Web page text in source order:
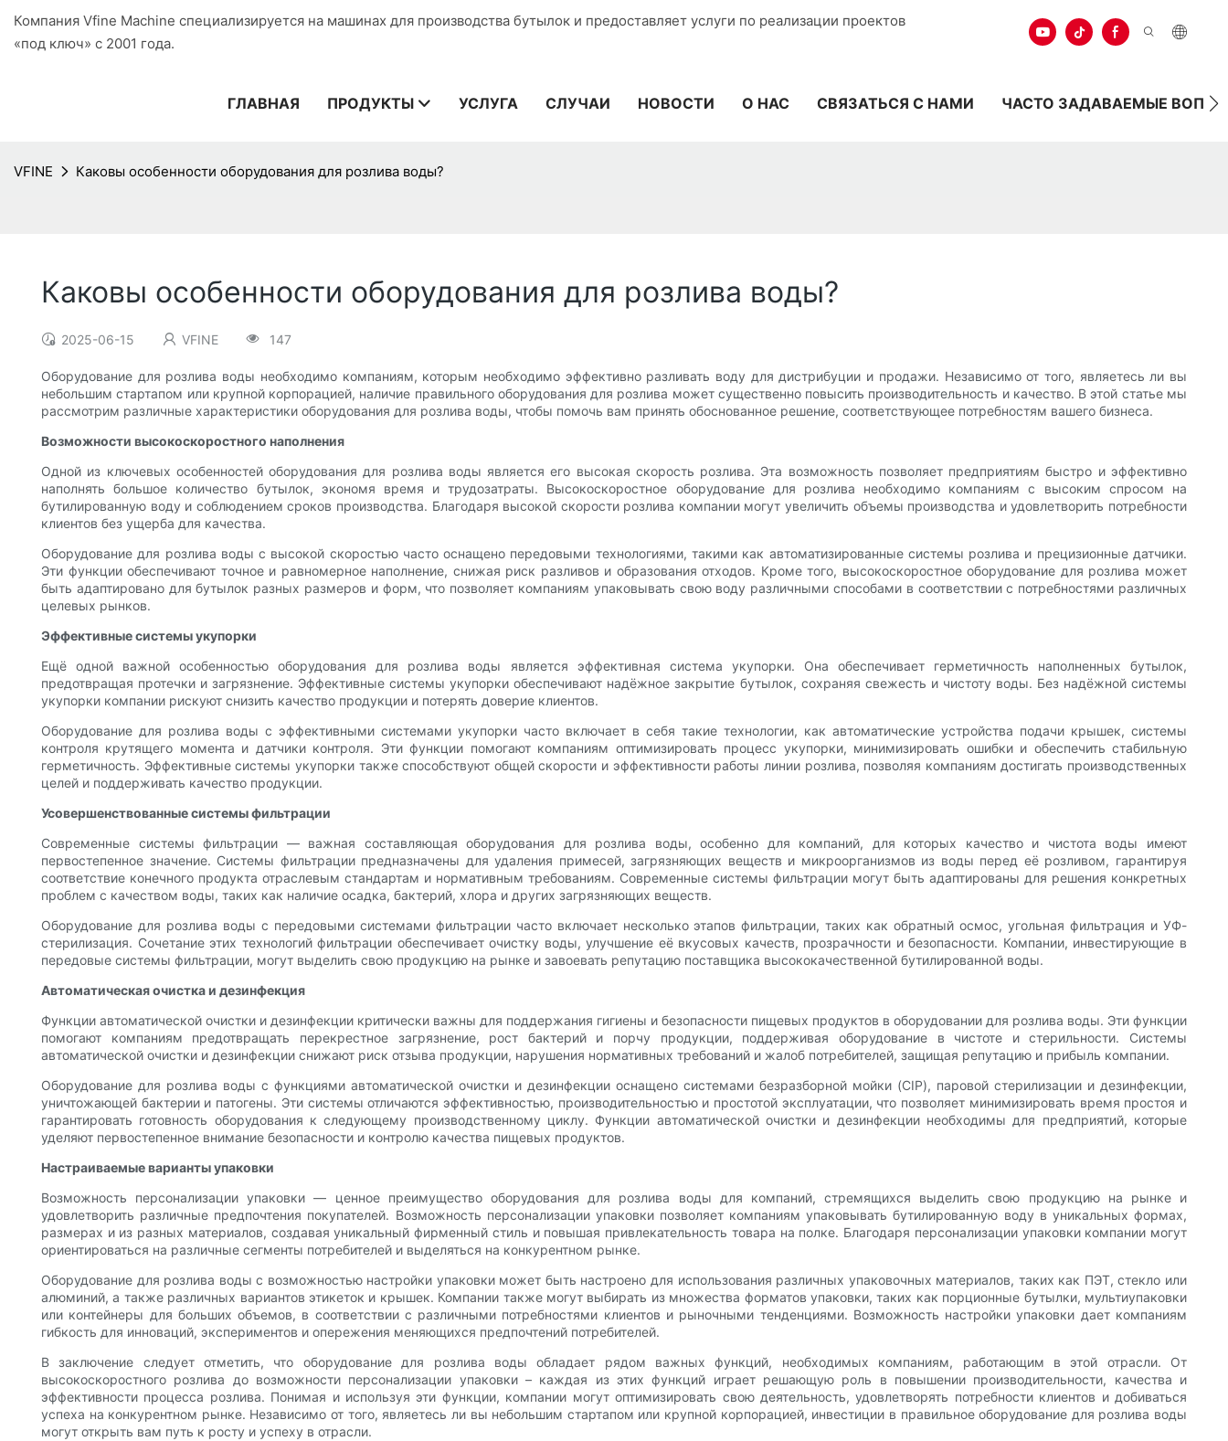
Компания Vfine Machine специализируется на машинах для производства бутылок и предоставляет услуги по реализации проектов
«под ключ» с 2001 года.
ГЛАВНАЯ ПРОДУКТЫ УСЛУГА СЛУЧАИ НОВОСТИ О НАС СВЯЗАТЬСЯ С НАМИ ЧАСТО ЗАДАВАЕМЫЕ
VFINE Каковы особенности оборудования для розлива воды?
Каковы особенности оборудования для розлива воды?
2025-06-15 VFINE 147
Оборудование для розлива воды необходимо компаниям, которым необходимо эффективно разливать воду для дистрибуции и продажи. Независимо от того, являетесь ли вы
небольшим стартапом или крупной корпорацией, наличие правильного оборудования для розлива может существенно повысить производительность и качество. В этой статье мы
рассмотрим различные характеристики оборудования для розлива воды, чтобы помочь вам принять обоснованное решение, соответствующее потребностям вашего бизнеса.
Возможности высокоскоростного наполнения
Одной из ключевых особенностей оборудования для розлива воды является его высокая скорость розлива. Эта возможность позволяет предприятиям быстро и эффективно
наполнять большое количество бутылок, экономя время и трудозатраты. Высокоскоростное оборудование для розлива необходимо компаниям с высоким спросом на
бутилированную воду и соблюдением сроков производства. Благодаря высокой скорости розлива компании могут увеличить объемы производства и удовлетворить потребности
клиентов без ущерба для качества.
Оборудование для розлива воды с высокой скоростью часто оснащено передовыми технологиями, такими как автоматизированные системы розлива и прецизионные датчики.
Эти функции обеспечивают точное и равномерное наполнение, снижая риск разливов и образования отходов. Кроме того, высокоскоростное оборудование для розлива может
быть адаптировано для бутылок разных размеров и форм, что позволяет компаниям упаковывать свою воду различными способами в соответствии с потребностями различных
целевых рынков.
Эффективные системы укупорки
Ещё одной важной особенностью оборудования для розлива воды является эффективная система укупорки. Она обеспечивает герметичность наполненных бутылок,
предотвращая протечки и загрязнение. Эффективные системы укупорки обеспечивают надёжное закрытие бутылок, сохраняя свежесть и чистоту воды. Без надёжной системы
укупорки компании рискуют снизить качество продукции и потерять доверие клиентов.
Оборудование для розлива воды с эффективными системами укупорки часто включает в себя такие технологии, как автоматические устройства подачи крышек, системы
контроля крутящего момента и датчики контроля. Эти функции помогают компаниям оптимизировать процесс укупорки, минимизировать ошибки и обеспечить стабильную
герметичность. Эффективные системы укупорки также способствуют общей скорости и эффективности работы линии розлива, позволяя компаниям достигать производственных
целей и поддерживать качество продукции.
Усовершенствованные системы фильтрации
Современные системы фильтрации — важная составляющая оборудования для розлива воды, особенно для компаний, для которых качество и чистота воды имеют
первостепенное значение. Системы фильтрации предназначены для удаления примесей, загрязняющих веществ и микроорганизмов из воды перед её розливом, гарантируя
соответствие конечного продукта отраслевым стандартам и нормативным требованиям. Современные системы фильтрации могут быть адаптированы для решения конкретных
проблем с качеством воды, таких как наличие осадка, бактерий, хлора и других загрязняющих веществ.
Оборудование для розлива воды с передовыми системами фильтрации часто включает несколько этапов фильтрации, таких как обратный осмос, угольная фильтрация и УФ-
стерилизация. Сочетание этих технологий фильтрации обеспечивает очистку воды, улучшение её вкусовых качеств, прозрачности и безопасности. Компании, инвестирующие в
передовые системы фильтрации, могут выделить свою продукцию на рынке и завоевать репутацию поставщика высококачественной бутилированной воды.
Автоматическая очистка и дезинфекция
Функции автоматической очистки и дезинфекции критически важны для поддержания гигиены и безопасности пищевых продуктов в оборудовании для розлива воды. Эти функции
помогают компаниям предотвращать перекрестное загрязнение, рост бактерий и порчу продукции, поддерживая оборудование в чистоте и стерильности. Системы
автоматической очистки и дезинфекции снижают риск отзыва продукции, нарушения нормативных требований и жалоб потребителей, защищая репутацию и прибыль компании.
Оборудование для розлива воды с функциями автоматической очистки и дезинфекции оснащено системами безразборной мойки (CIP), паровой стерилизации и дезинфекции,
уничтожающей бактерии и патогены. Эти системы отличаются эффективностью, производительностью и простотой эксплуатации, что позволяет минимизировать время простоя и
гарантировать готовность оборудования к следующему производственному циклу. Функции автоматической очистки и дезинфекции необходимы для предприятий, которые
уделяют первостепенное внимание безопасности и контролю качества пищевых продуктов.
Настраиваемые варианты упаковки
Возможность персонализации упаковки — ценное преимущество оборудования для розлива воды для компаний, стремящихся выделить свою продукцию на рынке и
удовлетворить различные предпочтения покупателей. Возможность персонализации упаковки позволяет компаниям упаковывать бутилированную воду в уникальных формах,
размерах и из разных материалов, создавая уникальный фирменный стиль и повышая привлекательность товара на полке. Благодаря персонализации упаковки компании могут
ориентироваться на различные сегменты потребителей и выделяться на конкурентном рынке.
Оборудование для розлива воды с возможностью настройки упаковки может быть настроено для использования различных упаковочных материалов, таких как ПЭТ, стекло или
алюминий, а также различных вариантов этикеток и крышек. Компании также могут выбирать из множества форматов упаковки, таких как порционные бутылки, мультиупаковки
или контейнеры для больших объемов, в соответствии с различными потребностями клиентов и рыночными тенденциями. Возможность настройки упаковки дает компаниям
гибкость для инноваций, экспериментов и опережения меняющихся предпочтений потребителей.
В заключение следует отметить, что оборудование для розлива воды обладает рядом важных функций, необходимых компаниям, работающим в этой отрасли. От
высокоскоростного розлива до возможности персонализации упаковки – каждая из этих функций играет решающую роль в повышении производительности, качества и
эффективности процесса розлива. Понимая и используя эти функции, компании могут оптимизировать свою деятельность, удовлетворять потребности клиентов и добиваться
успеха на конкурентном рынке. Независимо от того, являетесь ли вы небольшим стартапом или крупной корпорацией, инвестиции в правильное оборудование для розлива воды
могут открыть вам путь к росту и успеху в отрасли.